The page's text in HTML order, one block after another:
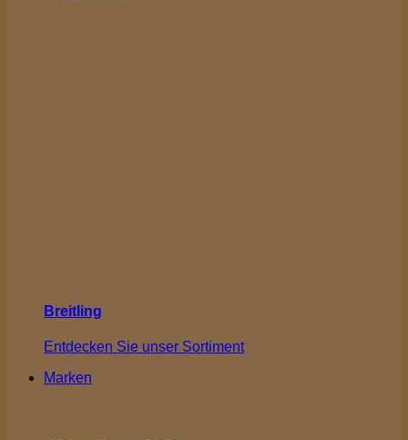
Breitling
Entdecken Sie unser Sortiment
Marken